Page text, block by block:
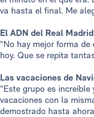
va hasta el final. Me
El ADN del Real Madrid
“No hay mejor forma
hoy. Que se repita
Las vacaciones de
“Este grupo es
vacaciones con la
demostrado hasta